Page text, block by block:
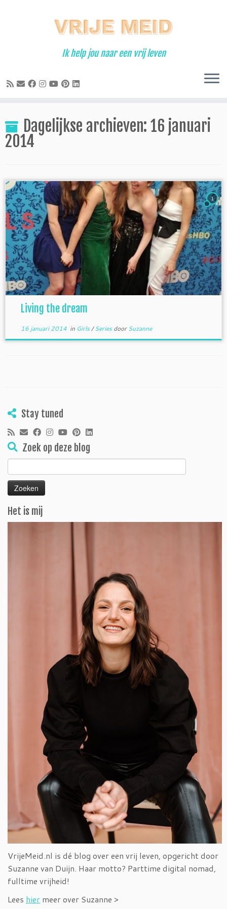
Ik help jou naar een vrij leven
Dagelijkse archieven: 16 januari
2014
1
Living the dream
16 januari 2014in Girls/SeriesdoorSuzanne
Stay tuned
Zoek op deze blog
Zoeken
naar:
Het is mij
VrijeMeid.nl is dé blog over een vrij leven, opgericht door
Suzanne van Duijn. Haar motto? Parttime digital nomad,
fulltime vrijheid!
Lees hier meer over Suzanne >